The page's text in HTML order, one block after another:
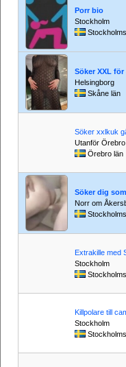
Porr bio
Stockholm
Söker XXL
Helsingborg
Skåne län
Söker xxlkuk
Utanför Örebro
Örebro län
Söker dig
Norr om
Extrakille med
Stockholm
Killpolare till
Stockholm